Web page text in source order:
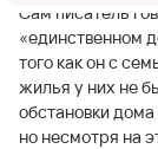
Сам писатель
«единственном
того как он с
жилья у них не
обстановки
но несмотря на